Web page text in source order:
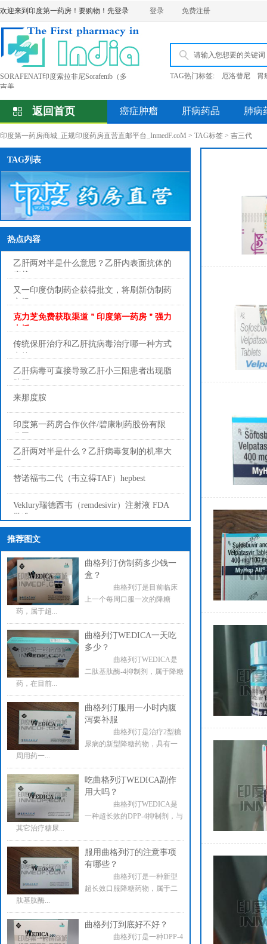
欢迎来到印度第一药房！要购物！先登录 登录 免费注册
受全球COVID 19影响印度直邮时效将超
Louang Namtha Pharm老挝南塔金象制药
厂防
孟加拉BEACON碧康制药公司产品价格
奈
SORAFENAT印度索拉非尼Sorafenib（多
吉美
TAG热门标签: 厄洛替尼 胃
返回首页 癌症肿瘤 肝病药品 肺病
印度第一药房商城_正规印度药房直营直邮平台_InmedF.coM > TAG标签 > 吉三代
TAG列表
热点内容
乙肝两对半是什么意思？乙肝内表面抗体的
又一印度仿制药企获得批文，将刷新仿制药
克力芝免费获取渠道＂印度第一药房＂强力
传统保肝治疗和乙肝抗病毒治疗哪一种方式
乙肝病毒可直接导致乙肝小三阳患者出现脂
来那度胺
印度第一药房合作伙伴/碧康制药股份有限
乙肝两对半是什么？乙肝病毒复制的机率大
替诺福韦二代（韦立得TAF）hepbest
Veklury瑞德西韦（remdesivir）注射液 FDA
推荐图文
曲格列汀仿制药多少钱一
盒？
曲格列汀是目前临床
上一个每周口服一次的降糖
药，属于超...
曲格列汀WEDICA一天吃
多少？
曲格列汀WEDICA是
二肽基肽酶-4抑制剂，属于降糖
药，在目前...
曲格列汀服用一小时内腹
泻要补服
曲格列汀是治疗2型糖
尿病的新型降糖药物，具有一
周用药一...
吃曲格列汀WEDICA副作
用大吗？
曲格列汀WEDICA是
一种超长效的DPP-4抑制剂，与
其它治疗糖尿...
服用曲格列汀的注意事项
有哪些？
曲格列汀是一种新型
超长效口服降糖药物，属于二
肽基肽酶...
曲格列汀到底好不好？
曲格列汀是一种DPP-4